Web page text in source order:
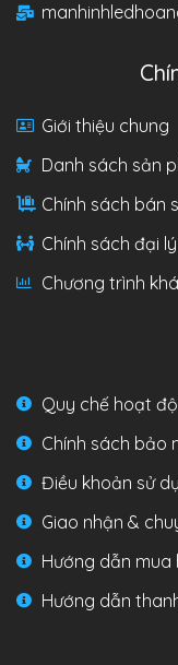
Giới thiệu chung
Danh sách sản
Chính sách bán
Chính sách đại lý
Chương trình
Quy chế hoạt
Chính sách bảo
Điều khoản sử
Giao nhận &
Hướng dẫn mua
Hướng dẫn